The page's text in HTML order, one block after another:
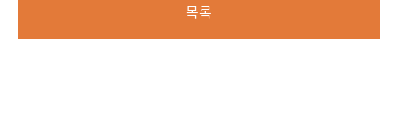
목록